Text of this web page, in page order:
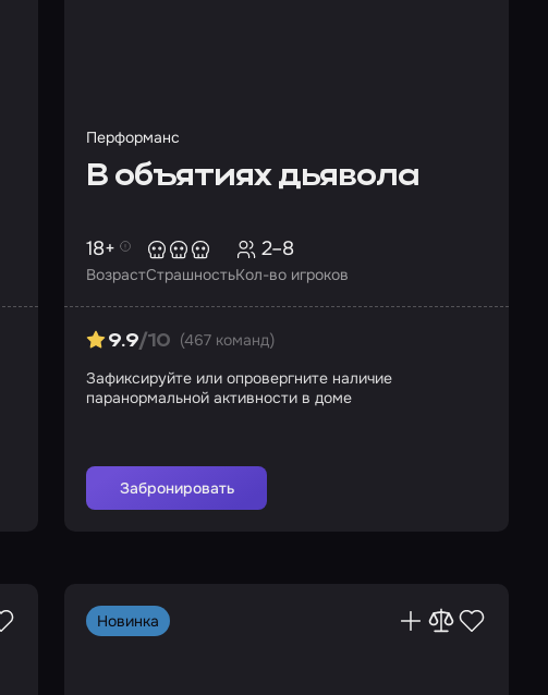
Перформанс
В объятиях дьявола
Возраст
18+
СтрашностьКол-во игроков
2–8
9.9/10 (467 команд)
Зафиксируйте или опровергните наличие
паранормальной активности в доме
Забронировать
Новинка